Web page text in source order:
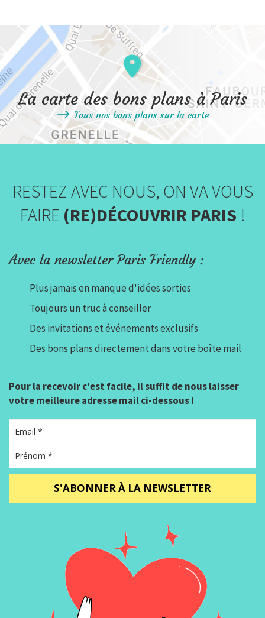
La carte des bons plans à Paris
Tous nos bons plans sur la carte
RESTEZ AVEC NOUS, ON VA VOUS
FAIRE (RE)DÉCOUVRIR PARIS !
Avec la newsletter Paris Friendly :
Plus jamais en manque d'idées sorties
Toujours un truc à conseiller
Des invitations et événements exclusifs
Des bons plans directement dans votre boîte mail
Pour la recevoir c'est facile, il suffit de nous laisser
votre meilleure adresse mail ci-dessous !
S'ABONNER À LA NEWSLETTER